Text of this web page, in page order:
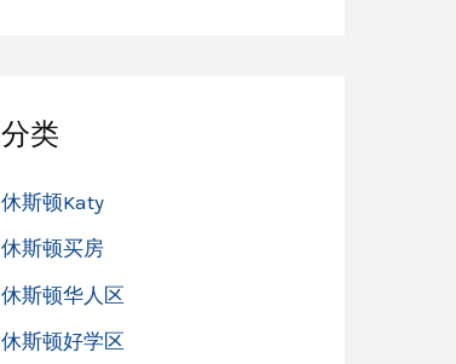
分类
休斯顿Katy
休斯顿买房
休斯顿华人区
休斯顿好学区